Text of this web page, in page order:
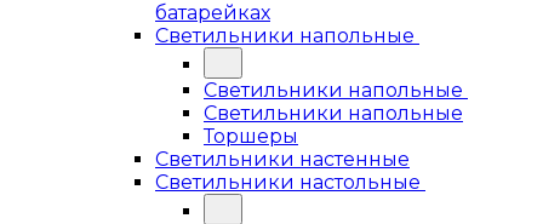
батарейках
Светильники напольные
Светильники напольные
Светильники напольные
Торшеры
Светильники настенные
Светильники настольные